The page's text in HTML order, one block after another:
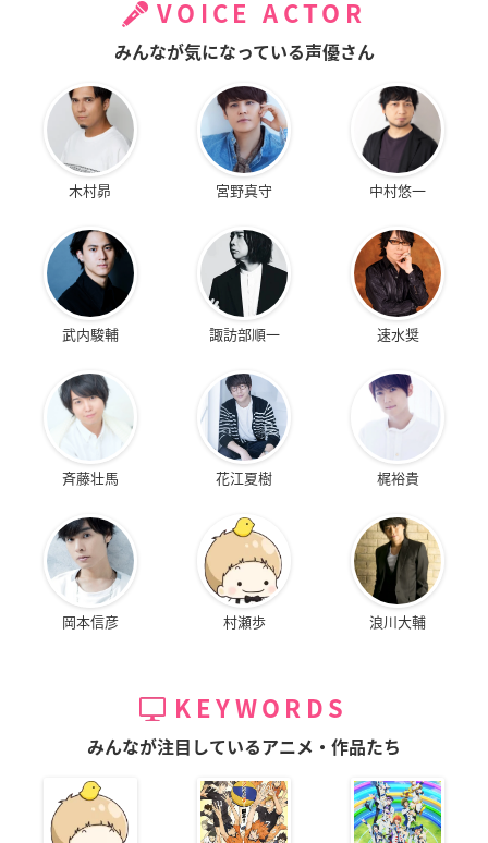
VOICE ACTOR
みんなが気になっている声優さん
木村昴 宮野真守 中村悠一
武内駿輔 諏訪部順一 速水奨
斉藤壮馬 花江夏樹 梶裕貴
岡本信彦 村瀬歩 浪川大輔
KEYWORDS
みんなが注目しているアニメ・作品たち